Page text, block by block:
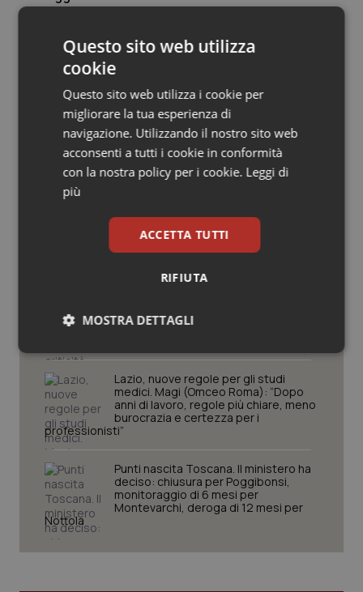
Sangue & coagulazione
Tiroide
Tumore al seno
Tumore ovarico
Tumori del Polmone & Testa Collo
Tumori gastrointestinali
Ulcera & Reflusso
Vaccini
© Riproduzione riservata
Potrebbe interessarti in
Piemonte
Regione Lombardia scrive al ministro
Schillaci: “Gli attuali indicatori non
fotografano la qualità reale del Ssn”
criticità riscontrate, stop al
laboratorio di Embriologia
Lazio, nuove regole per gli studi
medici. Magi (Omceo Roma): “Dopo
anni di lavoro, regole più chiare, meno
burocrazia e certezza per i
professionisti”
Punti nascita Toscana. Il ministero ha
deciso: chiusura per Poggibonsi,
monitoraggio di 6 mesi per
Montevarchi, deroga di 12 mesi per
Nottola
Questo sito web utilizza
cookie
Questo sito web utilizza i cookie per
migliorare la tua esperienza di
navigazione. Utilizzando il nostro sito web
acconsenti a tutti i cookie in conformità
con la nostra policy per i cookie. Leggi di
più
ACCETTA TUTTI
RIFIUTA
MOSTRA DETTAGLI
Necessari Statistici Marketing
Necessari Statistici Marketing
I cookie necessari contribuiscono a rendere fruibile il
sito web abilitandone funzionalità di base quali la
navigazione sulle pagine e l'accesso alle aree
funzionare correttamente senza questi cookie.